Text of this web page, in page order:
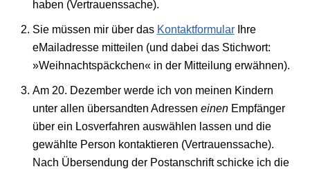
haben (Vertrauenssache).
Sie müssen mir über das KontaktformularIhre
eMailadresse mitteilen (und dabei das Stichwort:
»Weihnachtspäckchen« in der Mitteilung erwähnen).
Am 20. Dezember werde ich von meinen Kindern
unter allen übersandten Adressen einenEmpfänger
über ein Losverfahren auswählen lassen und die
gewählte Person kontaktieren (Vertrauenssache).
Nach Übersendung der Postanschrift schicke ich die